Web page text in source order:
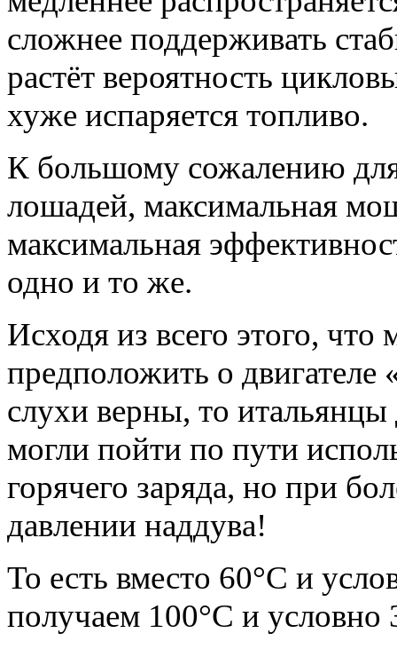
сложнее поддерживать
растёт вероятность
хуже испаряется топливо.
К большому сожалению
лошадей, максимальная
максимальная
одно и то же.
Исходя из всего этого,
предположить о
слухи верны, то итальянцы
могли пойти по пути
горячего заряда, но при
давлении наддува!
То есть вместо 60°C и
получаем 100°C и условно